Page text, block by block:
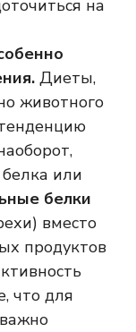
на
Диеты,
животного
или
белки
вместо
продуктов
что для